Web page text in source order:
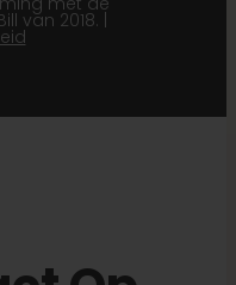
van 2018. |